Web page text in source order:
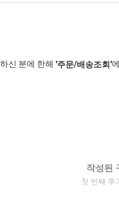
신 분에 한해 '주문/배송조회'
작성된
첫 번째 후